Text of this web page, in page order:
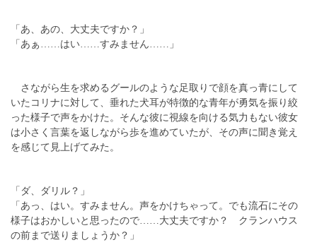
「あ、あの、大丈夫ですか？」
「あぁ……はい……すみません……」
さながら生を求めるグールのような足取りで顔を真っ青にして
いたコリナに対して、垂れた犬耳が特徴的な青年が勇気を振り絞
った様子で声をかけた。そんな彼に視線を向ける気力もない彼女
は小さく言葉を返しながら歩を進めていたが、その声に聞き覚え
を感じて見上げてみた。
「ダ、ダリル？」
「あっ、はい。すみません。声をかけちゃって。でも流石にその
様子はおかしいと思ったので……大丈夫ですか？ クランハウス
の前まで送りましょうか？」